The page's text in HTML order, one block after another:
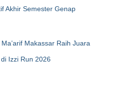
Akhir Semester Genap
Makassar Raih Juara
Izzi Run 2026